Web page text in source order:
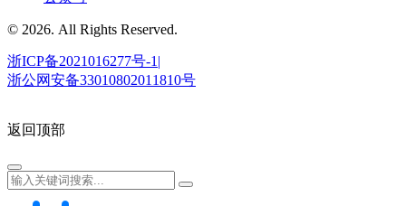
© 2026. All Rights Reserved.
浙ICP备2021016277号-1|
浙公网安备33010802011810号
返回顶部